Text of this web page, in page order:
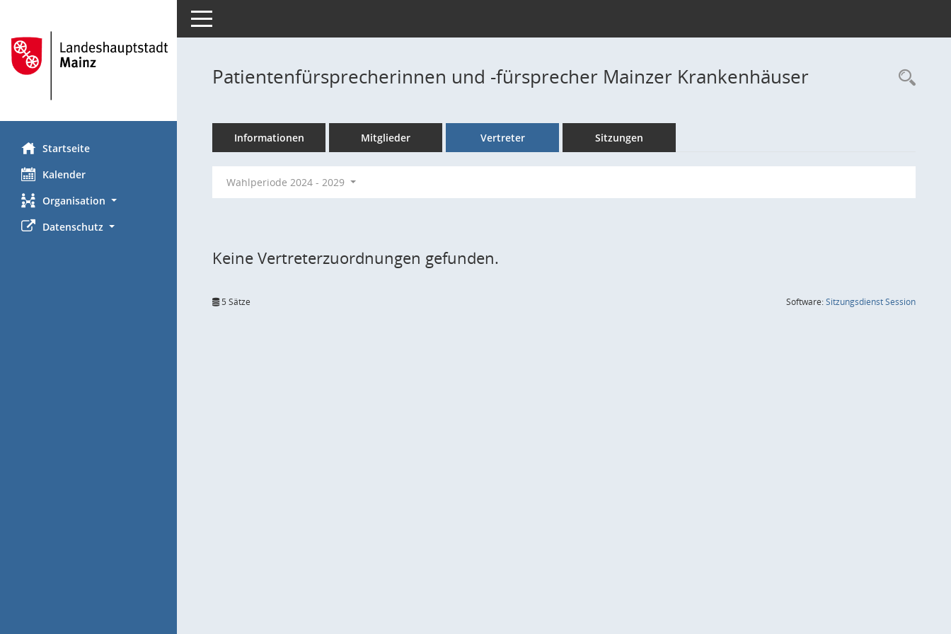
Startseite
Kalender
Organisation
Datenschutz
Toggle navigation
Patientenfürsprecherinnen und -fürsprecher Mainzer Krankenhäuser
Informationen Mitglieder Vertreter Sitzungen
Wahlperiode 2024 - 2029
Keine Vertreterzuordnungen gefunden.
5 Sätze Software:SitzungsdienstSession(Wird in